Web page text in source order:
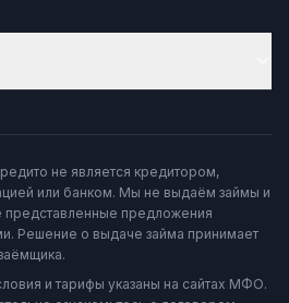
не является кредитором,
или банком. Мы не выдаём займы и
представленные предложения
Решение о выдаче займа принимает
и тарифы указаны на сайтах МФО.